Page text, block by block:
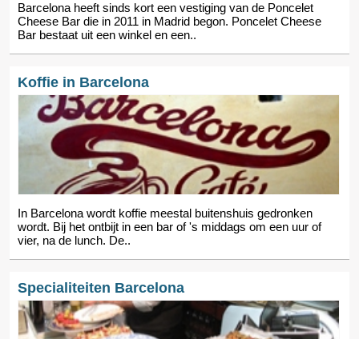
Barcelona heeft sinds kort een vestiging van de Poncelet
Cheese Bar die in 2011 in Madrid begon. Poncelet Cheese
Bar bestaat uit een winkel en een..
Koffie in Barcelona
In Barcelona wordt koffie meestal buitenshuis gedronken
wordt. Bij het ontbijt in een bar of 's middags om een uur of
vier, na de lunch. De..
Specialiteiten Barcelona